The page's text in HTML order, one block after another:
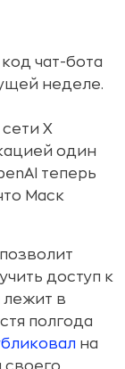
чат-бота
неделе.
X
один
теперь
Маск
доступ к
лежит в
полгода
на